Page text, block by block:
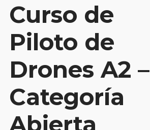
Curso de
Piloto de
Drones A2 –
Categoría
Abierta